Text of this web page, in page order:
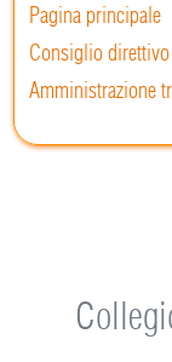
Pagina principale
Consiglio direttivo
Amministrazione